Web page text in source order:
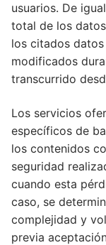
usuarios. De
total de los
los citados
modificados
transcurrido
Los servicios
específicos de
los contenidos
seguridad
cuando esta
caso, se
complejidad y
previa